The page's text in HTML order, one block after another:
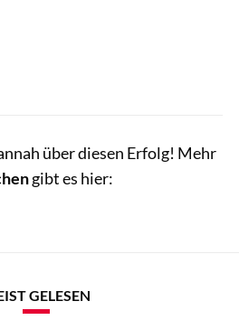
über diesen Erfolg! Mehr
gibt es hier:
GELESEN